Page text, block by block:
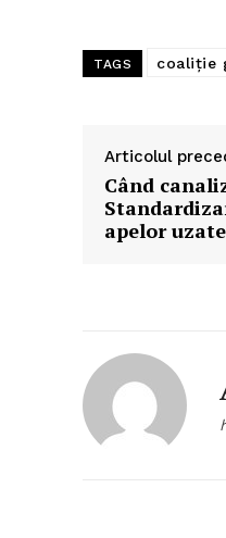
TAGS coaliție
Articolul
Când
apelor